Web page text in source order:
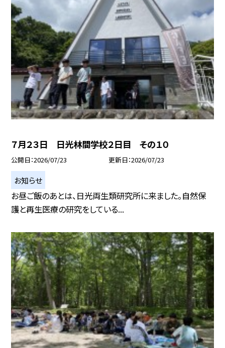
７月２３日 日光林間学校２日目 その１０
公開日 2026/07/23 更新日 2026/07/23
お知らせ
お昼ご飯のあとは、日光両生類研究所に来ました。自然保
護と再生医療の研究をしている...